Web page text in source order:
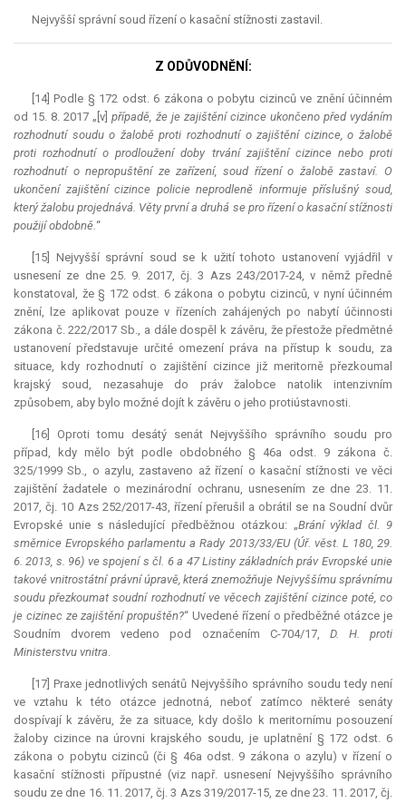
Nejvyšší správní soud řízení o kasační stížnosti zastavil.
Z ODŮVODNĚNÍ:
[14] Podle § 172 odst. 6 zákona o pobytu cizinců ve znění účinném
od 15. 8. 2017 „[v] případě, že je zajištění cizince ukončeno před vydáním
rozhodnutí soudu o žalobě proti rozhodnutí o zajištění cizince, o žalobě
proti rozhodnutí o prodloužení doby trvání zajištění cizince nebo proti
rozhodnutí o nepropuštění ze zařízení, soud řízení o žalobě zastaví. O
ukončení zajištění cizince policie neprodleně informuje příslušný soud,
který žalobu projednává. Věty první a druhá se pro řízení o kasační stížnosti
použijí obdobně.“
[15] Nejvyšší správní soud se k užití tohoto ustanovení vyjádřil v
usnesení ze dne 25. 9. 2017, čj. 3 Azs 243/2017-24, v němž předně
konstatoval, že § 172 odst. 6 zákona o pobytu cizinců, v nyní účinném
znění, lze aplikovat pouze v řízeních zahájených po nabytí účinnosti
zákona č. 222/2017 Sb., a dále dospěl k závěru, že přestože předmětné
ustanovení představuje určité omezení práva na přístup k soudu, za
situace, kdy rozhodnutí o zajištění cizince již meritorně přezkoumal
krajský soud, nezasahuje do práv žalobce natolik intenzivním
způsobem, aby bylo možné dojít k závěru o jeho protiústavnosti.
[16] Oproti tomu desátý senát Nejvyššího správního soudu pro
případ, kdy mělo být podle obdobného § 46a odst. 9 zákona č.
325/1999 Sb., o azylu, zastaveno až řízení o kasační stížnosti ve věci
zajištění žadatele o mezinárodní ochranu, usnesením ze dne 23. 11.
2017, čj. 10 Azs 252/2017-43, řízení přerušil a obrátil se na Soudní dvůr
Evropské unie s následující předběžnou otázkou: „Brání výklad čl. 9
směrnice Evropského parlamentu a Rady 2013/33/EU (Úř. věst. L 180, 29.
6. 2013, s. 96) ve spojení s čl. 6 a 47 Listiny základních práv Evropské unie
takové vnitrostátní právní úpravě, která znemožňuje Nejvyššímu správnímu
soudu přezkoumat soudní rozhodnutí ve věcech zajištění cizince poté, co
je cizinec ze zajištění propuštěn?“ Uvedené řízení o předběžné otázce je
Soudním dvorem vedeno pod označením C-704/17, D. H. proti
Ministerstvu vnitra.
[17] Praxe jednotlivých senátů Nejvyššího správního soudu tedy není
ve vztahu k této otázce jednotná, neboť zatímco některé senáty
dospívají k závěru, že za situace, kdy došlo k meritornímu posouzení
žaloby cizince na úrovni krajského soudu, je uplatnění § 172 odst. 6
zákona o pobytu cizinců (či § 46a odst. 9 zákona o azylu) v řízení o
kasační stížnosti přípustné (viz např. usnesení Nejvyššího správního
soudu ze dne 16. 11. 2017, čj. 3 Azs 319/2017-15, ze dne 23. 11. 2017, čj.